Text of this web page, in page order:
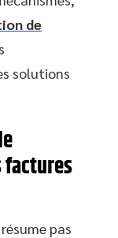
de
solutions
pas